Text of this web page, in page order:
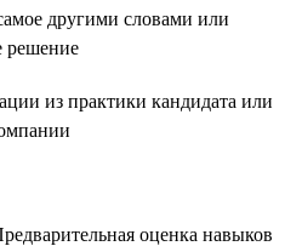
другими словами или
решение
из практики кандидата или
оценка навыков